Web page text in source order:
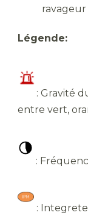
Légende:
: Gravité
entre vert,
:
: